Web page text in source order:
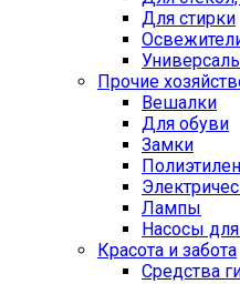
Для стирки
Прочие
Вешалки
Для обуви
Замки
Лампы
Насосы
Красота и забота
Средства